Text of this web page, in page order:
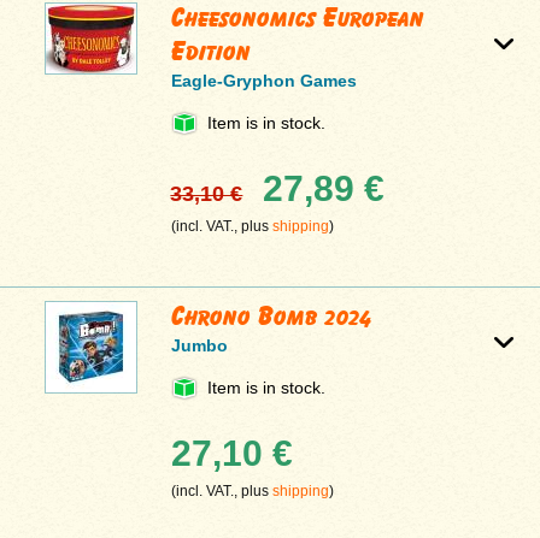
Cheesonomics European
Edition
Eagle-Gryphon Games
Item is in stock.
33,10 € 27,89 €
(incl. VAT., plusshipping)
Chrono Bomb 2024
Jumbo
Item is in stock.
27,10 €
(incl. VAT., plusshipping)